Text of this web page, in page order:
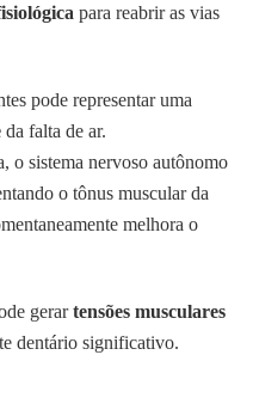
para reabrir as vias
pode representar uma
da falta de ar.
o sistema nervoso autônomo
o tônus muscular da
melhora o
gerartensões musculares
dentário significativo.